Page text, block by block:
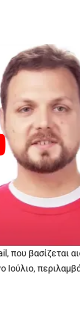
που βασίζεται